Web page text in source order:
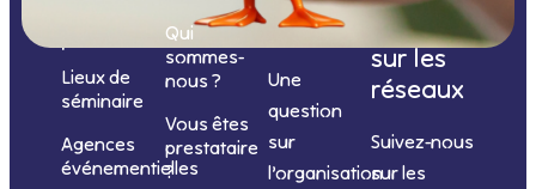
prestations
Lieux de
séminaire
Agences
événementielles
Qui
sommes-
nous ?
Vous êtes
prestataire
?
contacter
Une
question
sur
l’organisation
suivre
sur les
réseaux
Suivez-nous
sur les